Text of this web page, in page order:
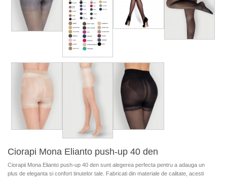
Ciorapi Mona Elianto push-up 40 den
Ciorapii Mona Elianto push-up 40 den sunt alegerea perfecta pentru a adauga un
plus de eleganta si confort tinutelor tale. Fabricati din materiale de calitate, acesti